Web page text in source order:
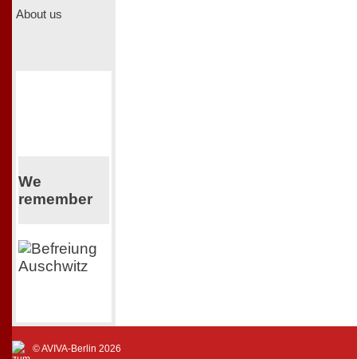
About us
We
remember
© AVIVA-Berlin 2026